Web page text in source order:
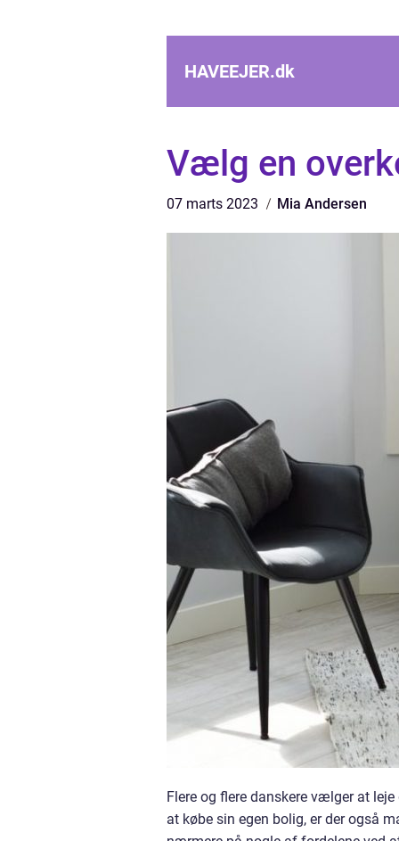
HAVEEJER.dk
Vælg en
07 marts 2023 Mia Andersen
Flere og flere danskere vælger at
at købe sin egen bolig, er der også